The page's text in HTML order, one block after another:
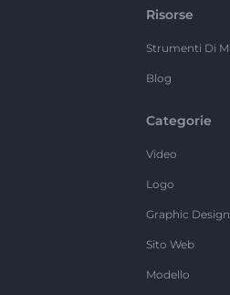
Risorse
Strumenti Di
Blog
Categorie
Video
Logo
Graphic Design
Sito Web
Modello